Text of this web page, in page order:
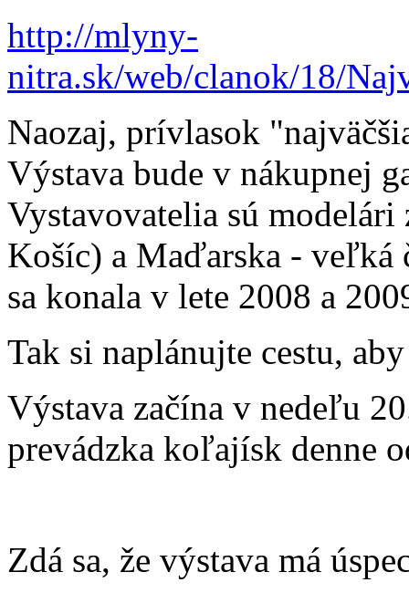
http://mlyny-
nitra.sk/web/clanok/18/
Naozaj, prívlasok
Výstava bude v nákupnej
Vystavovatelia sú
Košíc) a Maďarska - veľká
sa konala v lete 2008 a
Tak si naplánujte cestu,
Výstava začína v nedeľu
prevádzka koľajísk denne
Zdá sa, že výstava má